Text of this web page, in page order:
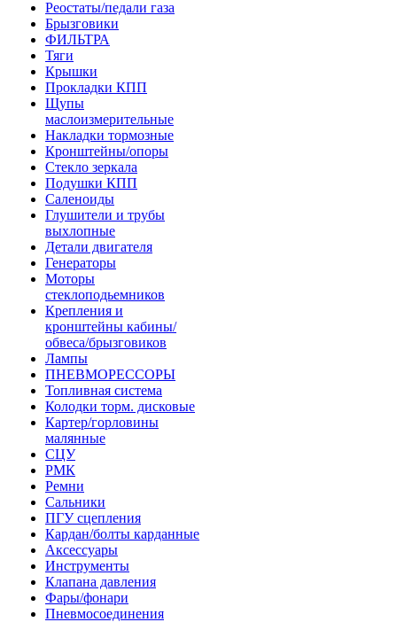
Реостаты/педали газа
Брызговики
ФИЛЬТРА
Тяги
Крышки
Прокладки КПП
Щупы
маслоизмерительные
Накладки тормозные
Кронштейны/опоры
Стекло зеркала
Подушки КПП
Саленоиды
Глушители и трубы
выхлопные
Детали двигателя
Генераторы
Моторы
стеклоподьемников
Крепления и
кронштейны кабины/
обвеса/брызговиков
Лампы
ПНЕВМОРЕССОРЫ
Топливная система
Колодки торм. дисковые
Картер/горловины
малянные
СЦУ
РМК
Ремни
Сальники
ПГУ сцепления
Кардан/болты карданные
Аксессуары
Инструменты
Клапана давления
Фары/фонари
Пневмосоединения